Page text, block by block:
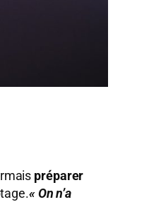
préparer
« On n’a